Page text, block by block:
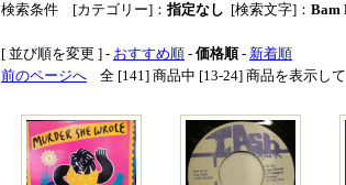
検索条件 [カテゴリー]： 指定なし [検索文字]： Bam
[ 並び順を変更 ] - おすすめ順 - 価格順- 新着順
前のページへ 全 [141] 商品中 [13-24] 商品を表示し